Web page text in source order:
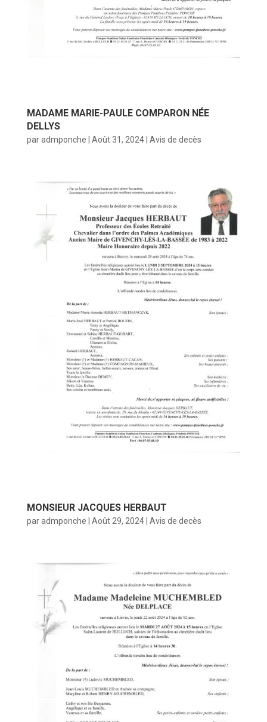
MADAME MARIE-PAULE COMPARON NÉE
DELLYS
paradmponche Août 31, 2024| Avis de decès
MONSIEUR JACQUES HERBAUT
paradmponche Août 29, 2024| Avis de decès